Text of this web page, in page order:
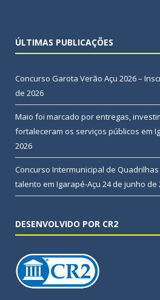
ÚLTIMAS PUBLICAÇÕES
Concurso Garota Verão Açu 2026 –
de 2026
Maio foi marcado por entregas,
fortaleceram os serviços públicos em
2026
Concurso Intermunicipal de
talento em Igarapé-Açu 24 de junho de
DESENVOLVIDO POR CR2